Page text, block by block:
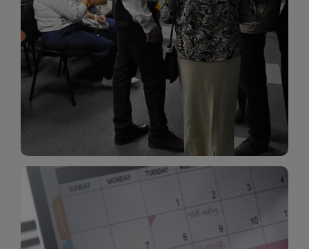
Wystawy
Biblioteka organizuje prezentujące zarówno
sztukę lokalnych twórców, jak i zbiory tematyczne.
W tej sekcji znajdziesz informacje o aktualnych
ekspozycjach oraz archiwum wystaw z
Kalendarz Imprez